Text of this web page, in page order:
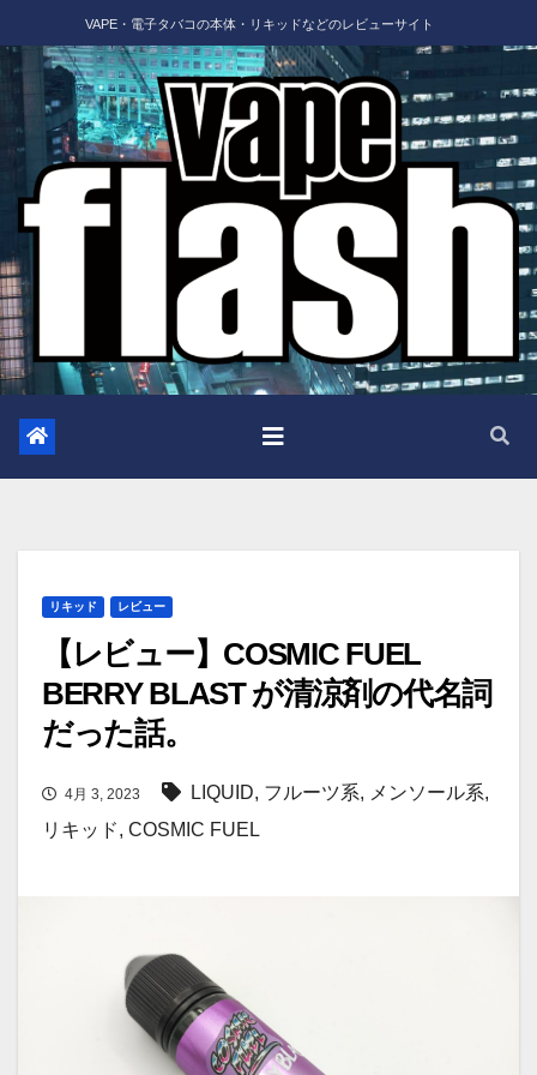
to
content
VAPE・電子タバコの本体・リキッドなどのレビューサイト
リキッド レビュー
【レビュー】COSMIC FUEL
BERRY BLAST が清涼剤の代名詞
だった話。
4月 3, 2023 LIQUID, フルーツ系, メンソール系,
リキッド, COSMIC FUEL